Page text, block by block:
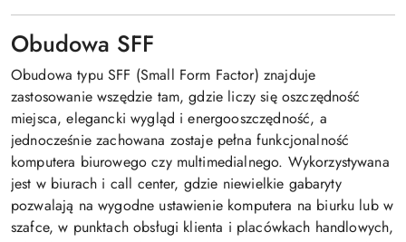
Obudowa SFF
Obudowa typu SFF (Small Form Factor) znajduje
zastosowanie wszędzie tam, gdzie liczy się oszczędność
miejsca, elegancki wygląd i energooszczędność, a
jednocześnie zachowana zostaje pełna funkcjonalność
komputera biurowego czy multimedialnego. Wykorzystywana
jest w biurach i call center, gdzie niewielkie gabaryty
pozwalają na wygodne ustawienie komputera na biurku lub w
szafce, w punktach obsługi klienta i placówkach handlowych,